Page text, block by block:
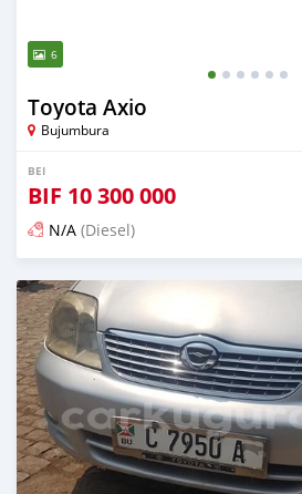
6
Toyota Axio
Bujumbura
BEI
BIF 10 300 000
N/A (Diesel)
Ilitangazwa karibia miaka 6 iliopita